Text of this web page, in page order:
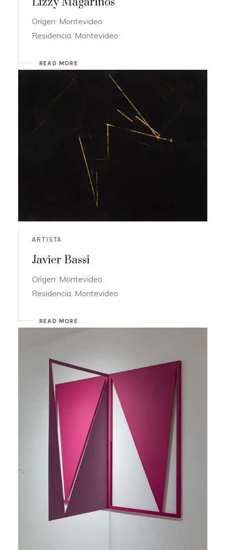
Origen: Montevideo
Residencia: Montevideo
READ MORE
ARTISTA
Javier Bassi
Origen: Montevideo
Residencia: Montevideo
READ MORE